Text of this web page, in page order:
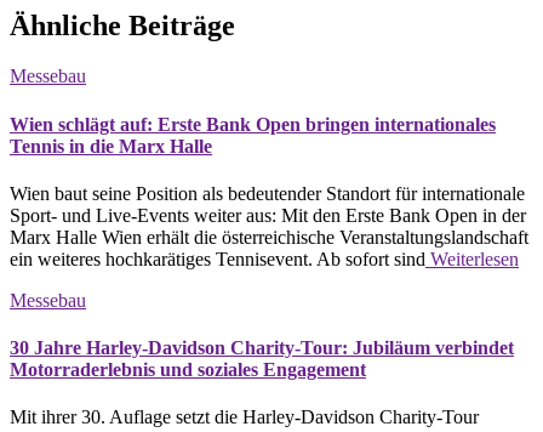
Ähnliche Beiträge
Messebau
Wien schlägt auf: Erste Bank Open bringen internationales
Tennis in die Marx Halle
Wien baut seine Position als bedeutender Standort für internationale
Sport- und Live-Events weiter aus: Mit den Erste Bank Open in der
Marx Halle Wien erhält die österreichische Veranstaltungslandschaft
ein weiteres hochkarätiges Tennisevent. Ab sofort sind Weiterlesen
Messebau
30 Jahre Harley-Davidson Charity-Tour: Jubiläum verbindet
Motorraderlebnis und soziales Engagement
Mit ihrer 30. Auflage setzt die Harley-Davidson Charity-Tour